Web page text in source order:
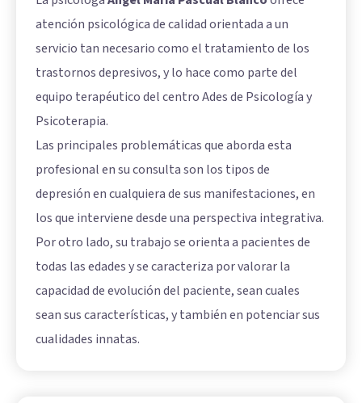
atención psicológica de calidad orientada a un
servicio tan necesario como el tratamiento de los
trastornos depresivos, y lo hace como parte del
equipo terapéutico del centro Ades de Psicología y
Psicoterapia.
Las principales problemáticas que aborda esta
profesional en su consulta son los tipos de
depresiónen cualquiera de sus manifestaciones, en
los que interviene desde una perspectiva integrativa.
Por otro lado, su trabajo se orienta a pacientes de
todas las edades y se caracteriza por valorar la
capacidad de evolución del paciente, sean cuales
sean sus características, y también en potenciar sus
cualidades innatas.